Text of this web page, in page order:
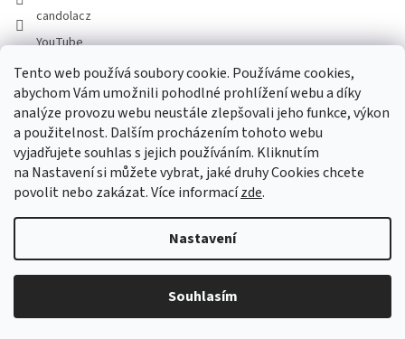
Tento web používá soubory cookie. Používáme cookies,
abychom Vám umožnili pohodlné prohlížení webu a díky
analýze provozu webu neustále zlepšovali jeho funkce, výkon
a použitelnost. Dalším procházením tohoto webu
vyjadřujete souhlas s jejich používáním. Kliknutím
na Nastavení si můžete vybrat, jaké druhy Cookies chcete
povolit nebo zakázat. Více informacízde.
Nastavení
Souhlasím
candolacz
YouTube
Přijímáme online platby
Copyright 2026GASTRO HOLDING CANDOLA, s. r. o.. Všechna
práva vyhrazena.Upravit nastavení cookies